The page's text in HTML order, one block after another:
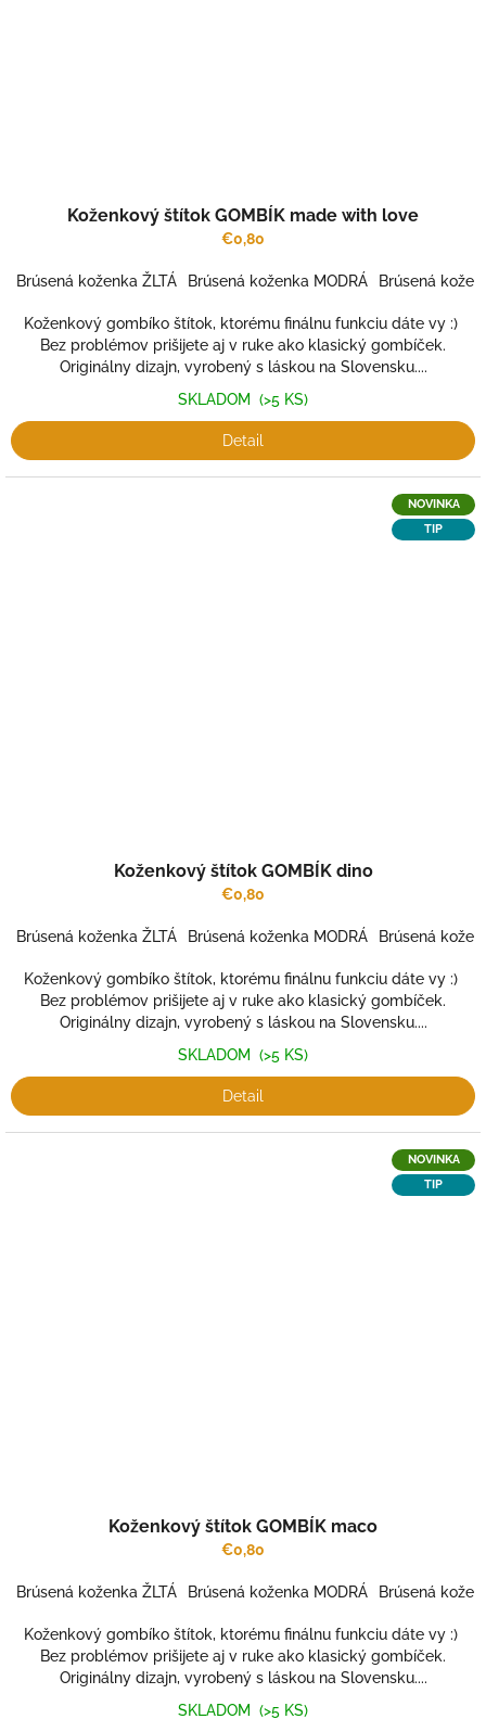
Koženkový štítok GOMBÍK made with love
€0,80
Brúsená koženka ŽLTÁ Brúsená koženka MODRÁ Brúsená
Koženkový gombíko štítok, ktorému finálnu funkciu dáte vy :)
Bez problémov prišijete aj v ruke ako klasický gombíček.
Originálny dizajn, vyrobený s láskou na Slovensku....
SKLADOM (>5 KS)
Detail
NOVINKA
TIP
Koženkový štítok GOMBÍK dino
€0,80
Brúsená koženka ŽLTÁ Brúsená koženka MODRÁ Brúsená
Koženkový gombíko štítok, ktorému finálnu funkciu dáte vy :)
Bez problémov prišijete aj v ruke ako klasický gombíček.
Originálny dizajn, vyrobený s láskou na Slovensku....
SKLADOM (>5 KS)
Detail
NOVINKA
TIP
Koženkový štítok GOMBÍK maco
€0,80
Brúsená koženka ŽLTÁ Brúsená koženka MODRÁ Brúsená
Koženkový gombíko štítok, ktorému finálnu funkciu dáte vy :)
Bez problémov prišijete aj v ruke ako klasický gombíček.
Originálny dizajn, vyrobený s láskou na Slovensku....
SKLADOM (>5 KS)